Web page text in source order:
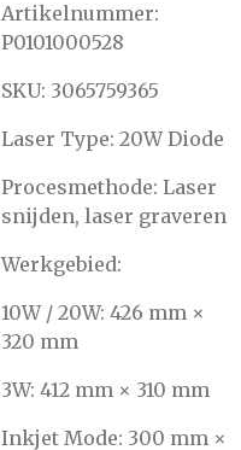
Artikelnummer:
P0101000528
SKU: 3065759365
Laser Type: 20W Diode
Procesmethode: Laser
snijden, laser graveren
Werkgebied:
10W / 20W: 426 mm ×
320 mm
3W: 412 mm × 310 mm
Inkjet Mode: 300 mm ×